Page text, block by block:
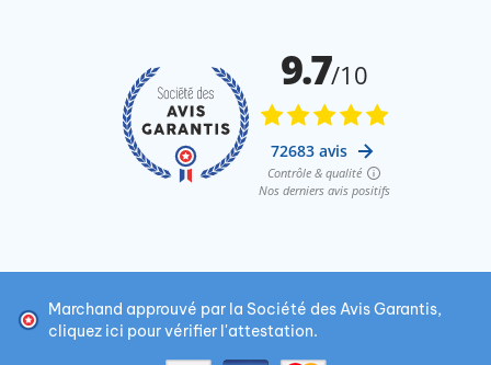
Marchand approuvé par la Société des Avis Garantis,
cliquez ici pour vérifier l'attestation.